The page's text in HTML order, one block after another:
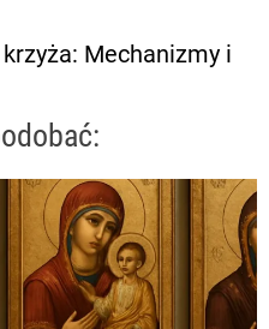
Mechanizmy i